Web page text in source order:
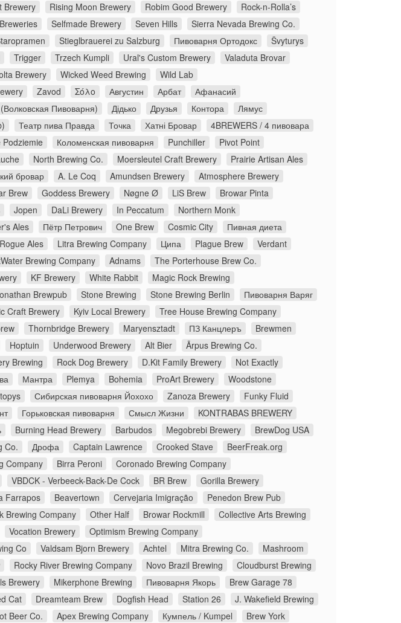
Brewery Rising Moon Brewery Robim Good Brewery
Rock-n-Rolla’s
Selfmade Brewery Seven Hills
Sierra Nevada Brewing Co.
Stieglbrauerei zu Salzburg Пивоварня Ортодокс
Švyturys
Trigger Trzech Kumpli Ural's Custom Brewery
Valaduta Brovar
Brewery Wicked Weed Brewing
Wild Lab
Zavod Σόλο Августин Арбат
Афанасий
Пивоварня) Дідько Друзья Контора
Лямус
Театр пива Правда Точка Хатні Бровар
4BREWERS / 4 пивовара
Podziemie Коломенская пивоварня Punchiller
Pivot Point
North Brewing Co. Moersleutel Craft Brewery
Prairie Artisan Ales
бровар A. Le Coq Amundsen Brewery
Atmosphere Brewery
Brew Goddess Brewery Nøgne Ø LiS Brew
Browar Pinta
Jopen DaLi Brewery In Peccatum
Northern Monk
Ales Пётр Петрович One Brew Cosmic City
Пивная диета
Rogue Ales Litra Brewing Company Ципа Plague Brew
Verdant
Brewing Company Adnams
The Porterhouse Brew Co.
KF Brewery White Rabbit
Magic Rock Brewing
Brewpub Stone Brewing Stone Brewing Berlin
Пивоварня Варяг
Craft Brewery Kyiv Local Brewery
Tree House Brewing Company
Thornbridge Brewery Maryensztadt ПЗ Канцлеръ
Brewmen
Hoptuin Underwood Brewery Alt Bier
Ārpus Brewing Co.
Brewing Rock Dog Brewery D.Kit Family Brewery
Not Exactly
Мантра Plemya Bohemia ProArt Brewery
Woodstone
Сибирская пивоварня Йохохо Zanoza Brewery
Funky Fluid
Горьковская пивоварня Смысл Жизни
KONTRABAS BREWERY
Burning Head Brewery Barbudos Megobrebi Brewery
BrewDog USA
Co. Дрофа Captain Lawrence Crooked Stave
BeerFreak.org
Company Birra Peroni
Coronado Brewing Company
VBDCK - Verbeeck-Back-De Cock BR Brew
Gorilla Brewery
Farrapos Beavertown Cervejaria Imigração
Penedon Brew Pub
Brewing Company Other Half Browar Rockmill
Collective Arts Brewing
Vocation Brewery
Optimism Brewing Company
Co Valdsam Bjorn Brewery Achtel Mitra Brewing Co.
Mashroom
Rocky River Brewing Company Novo Brazil Brewing
Cloudburst Brewing
Brewery Mikerphone Brewing Пивоварня Якорь
Brew Garage 78
Cat Dreamteam Brew Dogfish Head Station 26
J. Wakefield Brewing
Beer Co. Apex Brewing Company Кумпель / Kumpel
Brew York